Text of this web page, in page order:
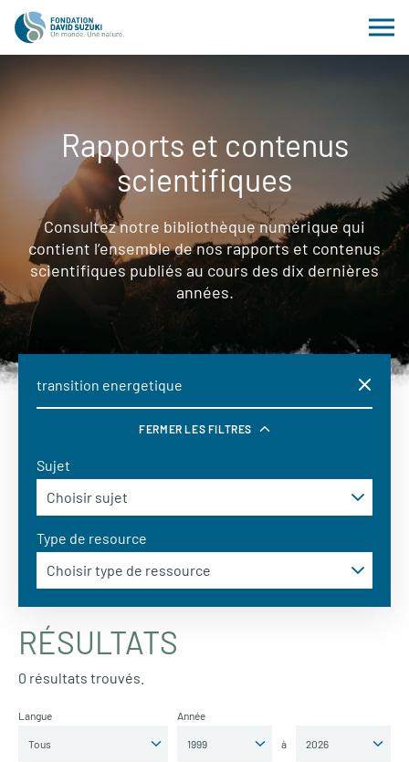
Rapports et contenus
scientifiques
Consultez notre bibliothèque numérique qui
contient l’ensemble de nos rapports et contenus
scientifiques publiés au cours des dix dernières
années.
FERMER LES FILTRES
Sujet
Type de resource
RÉSULTATS
0 résultats trouvés.
Langue Année
à